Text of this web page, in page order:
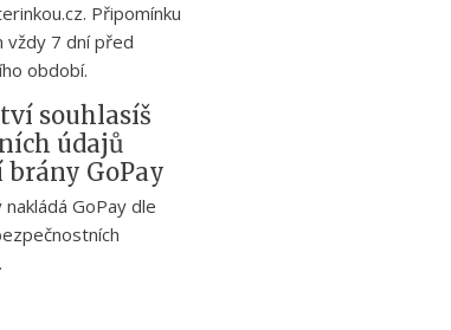
Připomínku
vždy 7 dní před
období.
souhlasíš
údajů
GoPay
GoPay dle